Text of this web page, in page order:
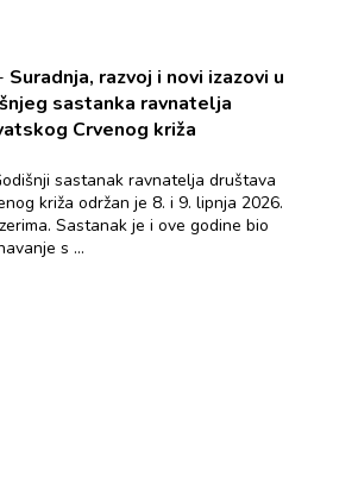
Suradnja, razvoj i novi izazovi u
sastanka ravnatelja
Crvenog križa
sastanak ravnatelja društava
križa održan je 8. i 9. lipnja 2026.
Sastanak je i ove godine bio
s ...